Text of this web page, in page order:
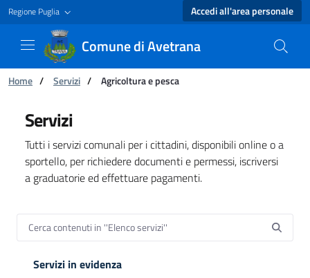
Regione Puglia Accedi all'area personale
Comune di Avetrana
Ti trovi in:
Home / Servizi / Agricoltura e pesca
Elenco servizi - Comune di Avetrana
Servizi
Tutti i servizi comunali per i cittadini, disponibili online o a
sportello, per richiedere documenti e permessi, iscriversi
a graduatorie ed effettuare pagamenti.
Servizi in evidenza